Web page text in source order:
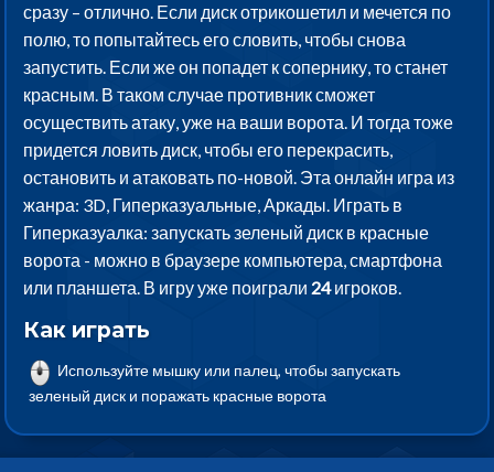
сразу – отлично. Если диск отрикошетил и мечется по
полю, то попытайтесь его словить, чтобы снова
запустить. Если же он попадет к сопернику, то станет
красным. В таком случае противник сможет
осуществить атаку, уже на ваши ворота. И тогда тоже
придется ловить диск, чтобы его перекрасить,
остановить и атаковать по-новой. Эта онлайн игра из
жанра: 3D, Гиперказуальные, Аркады. Играть в
Гиперказуалка: запускать зеленый диск в красные
ворота - можно в браузере компьютера, смартфона
или планшета. В игру уже поиграли 24игроков.
Как играть
Используйте мышку или палец, чтобы запускать
зеленый диск и поражать красные ворота